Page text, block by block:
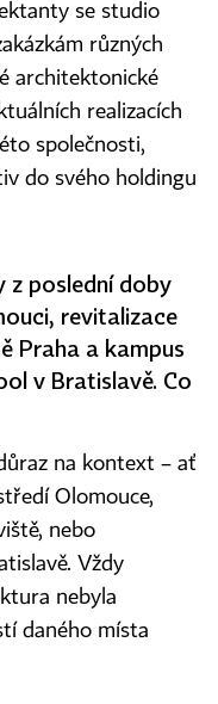
se studio
různých
architektonické
realizacích
společnosti,
do svého holdingu
z poslední doby
revitalizace
Praha a kampus
v Bratislavě. Co
na kontext – ať
Olomouce,
nebo
Vždy
nebyla
daného místa